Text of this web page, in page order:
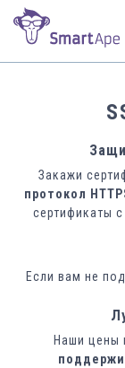
Закажи
протокол
сертификаты с
Если вам не
Наши цены